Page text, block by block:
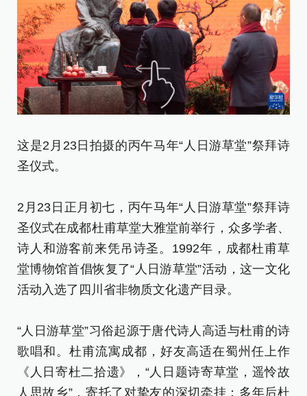
这是2月23日拍摄的丙午马年“人日游草堂”祭拜诗
圣仪式。
2月23日正月初七，丙午马年“人日游草堂”祭拜诗
圣仪式在成都杜甫草堂大雅堂前举行，众多学者、
诗人和游客前来凭吊诗圣。1992年，成都杜甫草
堂博物馆首倡恢复了“人日游草堂”活动，这一文化
活动入选了四川省非物质文化遗产目录。
“人日游草堂”习俗起源于唐代诗人高适与杜甫的诗
歌唱和。杜甫流寓成都，好友高适在蜀州任上作
《人日寄杜二拾遗》，“人日题诗寄草堂，遥怜故
人思故乡”，寄托了对挚友的深切牵挂；多年后杜